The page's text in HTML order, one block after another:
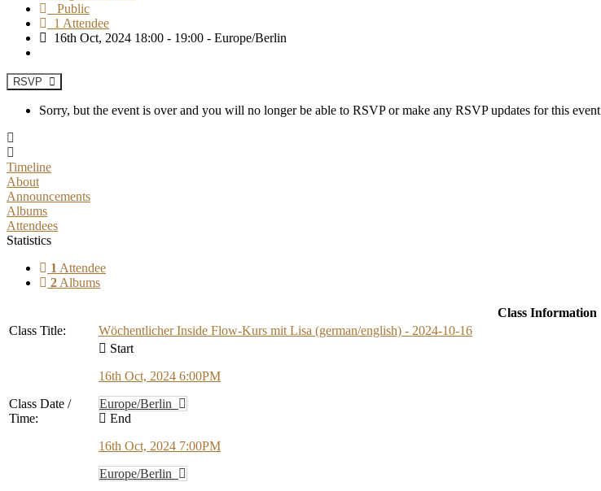
Public
1 Attendee
16th Oct, 2024 18:00 - 19:00 - Europe/Berlin
RSVP
Sorry, but the event is over and you will no longer be able to RSVP or make any RSVP updates for this event
Timeline
About
Announcements
Albums
Attendees
Statistics
1 Attendee
2 Albums
Class Information
Class Title:
Wöchentlicher Inside Flow-Kurs mit Lisa (german/english) - 2024-10-16
Class Date /
Time:
Start
16th Oct, 2024 6:00PM
Europe/Berlin
End
16th Oct, 2024 7:00PM
Europe/Berlin